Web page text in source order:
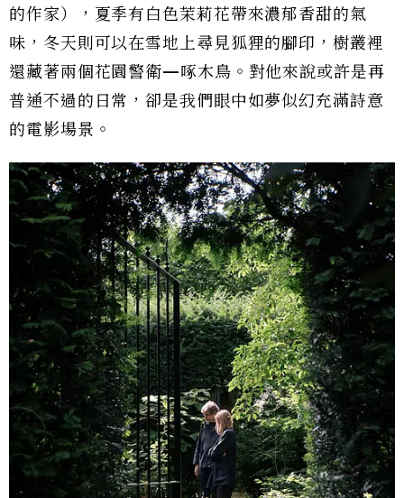
的作家），夏季有白色茉莉花帶來濃郁香甜的氣
味，冬天則可以在雪地上尋見狐狸的腳印，樹叢裡
還藏著兩個花園警衛—啄木鳥。對他來說或許是再
普通不過的日常，卻是我們眼中如夢似幻充滿詩意
的電影場景。